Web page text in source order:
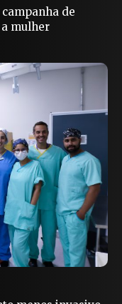
de
mulher